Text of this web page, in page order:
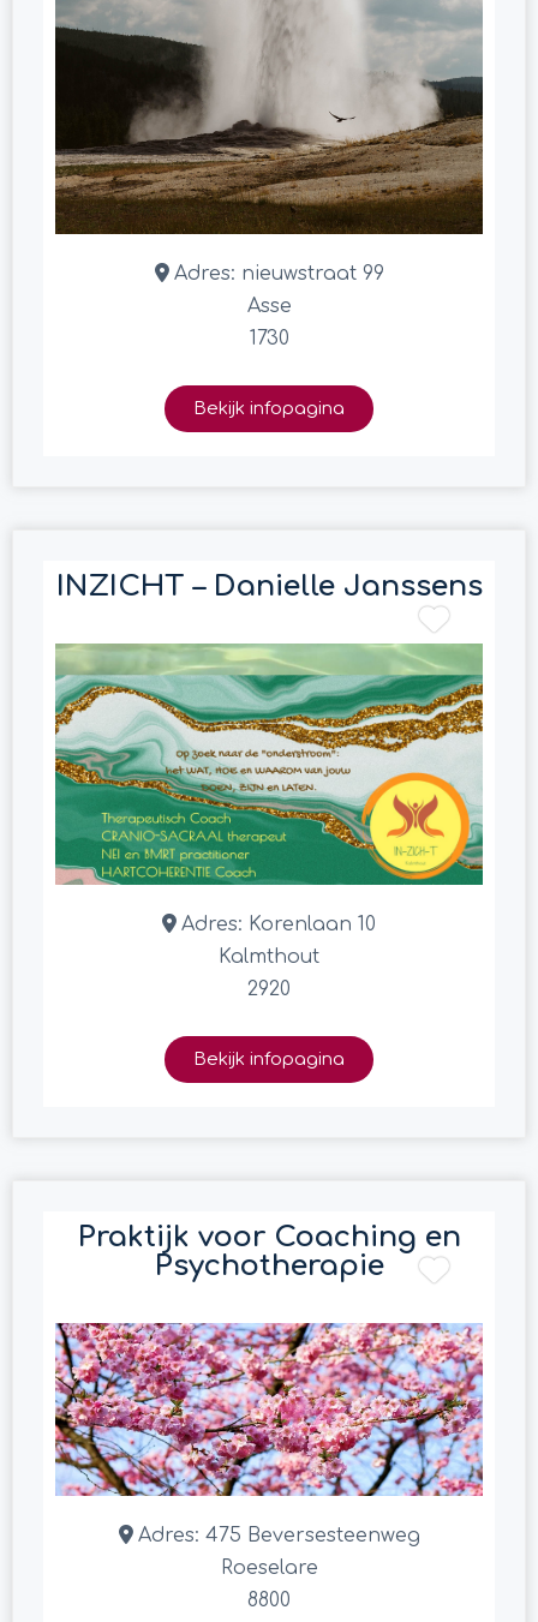
Adres: nieuwstraat 99
Asse
1730
Bekijk infopagina
INZICHT – Danielle Janssens
Adres: Korenlaan 10
Kalmthout
2920
Bekijk infopagina
Praktijk voor Coaching en
Psychotherapie
Adres: 475 Beversesteenweg
Roeselare
8800